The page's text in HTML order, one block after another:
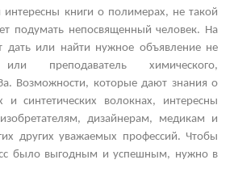
книги о полимерах, не такой
подумать непосвященный человек. На
дать или найти нужное объявление не
преподаватель химического,
Возможности, которые дают знания о
и синтетических волокнах, интересны
дизайнерам, медикам и
других уважаемых профессий. Чтобы
было выгодным и успешным, нужно в